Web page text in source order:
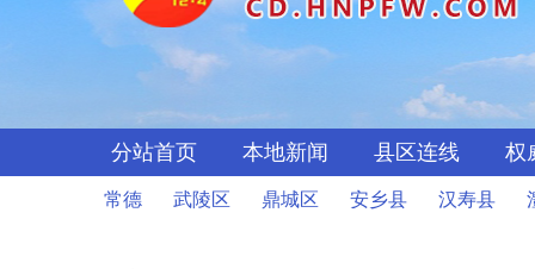
分站首页 本地新闻 县区连线 权
常德 武陵区 鼎城区 安乡县 汉寿县